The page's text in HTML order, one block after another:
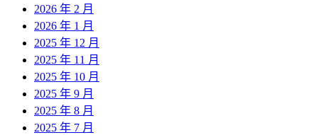
2026 年 2 月
2026 年 1 月
2025 年 12 月
2025 年 11 月
2025 年 10 月
2025 年 9 月
2025 年 8 月
2025 年 7 月